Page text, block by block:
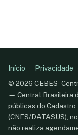
Início · Privacidade
© 2026 CEBES -
— Central Brasileira
públicas do
(CNES/DATASUS),
não realiza